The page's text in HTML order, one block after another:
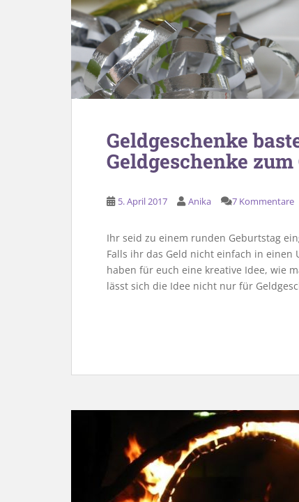
Geldgeschenke
Geldgeschenke
5. April 2017 Anika 7 Kommentare
Ihr seid zu einem runden Geburtstag
Falls ihr das Geld nicht einfach in
haben für euch eine kreative Idee, wie
lässt sich die Idee nicht nur für